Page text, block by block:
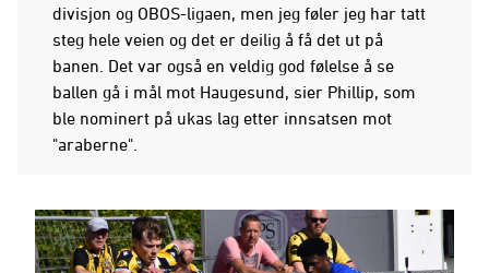
divisjon og OBOS-ligaen, men jeg føler jeg har tatt
steg hele veien og det er deilig å få det ut på
banen. Det var også en veldig god følelse å se
ballen gå i mål mot Haugesund, sier Phillip, som
ble nominert på ukas lag etter innsatsen mot
"araberne".